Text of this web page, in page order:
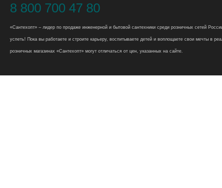
8 800 700 47 80
«Сантехопт» – лидер по продаже инженерной и бытовой сантехники среди розничных сетей
успеть! Пока вы работаете и строите карьеру, воспитываете детей и воплощаете свои мечты в
розничных магазинах «Сантехопт» могут отличаться от цен, указанных на сайте.